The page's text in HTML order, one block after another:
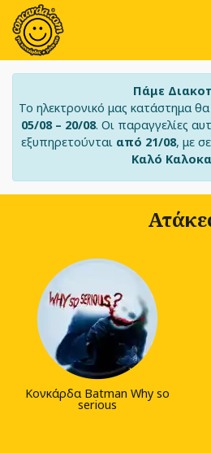
Πάμε
Το ηλεκτρονικό μας κατάστημα θα
05/08 – 20/08. Οι παραγγελίες
εξυπηρετούνται από 21/08, με
Καλό
Κονκάρδα Batman Why so
serious